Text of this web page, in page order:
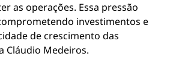
as operações. Essa pressão
investimentos e
de crescimento das
Cláudio Medeiros.